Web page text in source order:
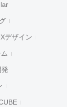
デザイン